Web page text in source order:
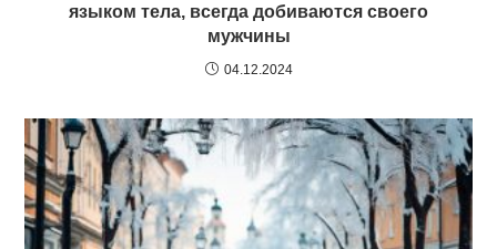
языком тела, всегда добиваются своего
мужчины
04.12.2024